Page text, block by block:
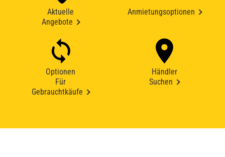
Aktuelle
Angebote
Anmietungsoptionen
Optionen
Für
Gebrauchtkäufe
Händler
Suchen